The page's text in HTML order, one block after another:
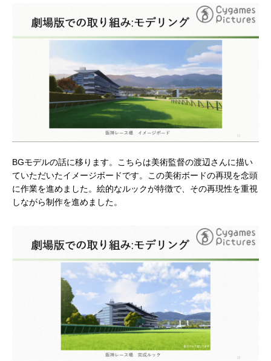
BGモデルの話に移ります。こちらは美術監督の渡辺さんに描い
ていただいたイメージボードです。この美術ボードの再現を念頭
に作業を進めました。絵的なルックが特徴で、その再現性を重視
しながら制作を進めました。